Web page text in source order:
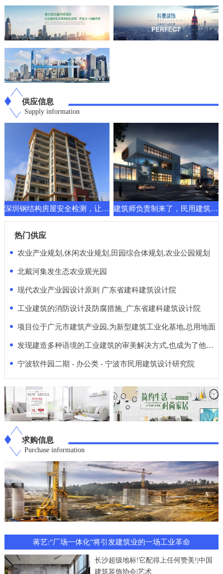
供应信息
Supply information
深圳钢结构房屋安全检测，让建筑换发新的功能要求 建筑师负责制来了，民用建筑先行一步！天堂还是地狱
热门供应
农业产业规划,休闲农业规划,田园综合体规划,农业公园规划
北戴河集发生态农业观光园
现代农业产业园设计原则 广东省建科建筑设计院
工业建筑的消防设计及防腐措施_广东省建科建筑设计院
项目位于广元市建筑产业园,为新型建筑工业化基地,总用地面
发现建造多种语境的工业建筑的审美解决方式,也成为了他的使命
宁波软件园二期 - 办公类 - 宁波市民用建筑设计研究院
求购信息
Purchase information
蒋艺:"厂场一体化"将引发建筑业的一场工业革命
长沙超级地标!它配得上任何赞美!|中国
建筑装饰协会|艺术